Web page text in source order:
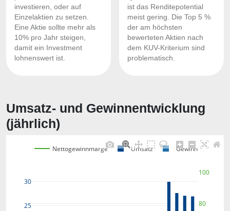
investieren, oder auf
Einzelaktien zu setzen.
Eine Aktie sollte mehr als
10% pro Jahr steigen,
damit ein Investment
lohnenswert ist.
ist das Renditepotential
meist gering. Die Top 5 %
der am höchsten
bewerteten Aktien nach
dem KUV-Kriterium sind
problematisch.
Umsatz- und Gewinnentwicklung
(jährlich)
25
30
80
100
Nettogewinnmarge Umsatz Gewinn